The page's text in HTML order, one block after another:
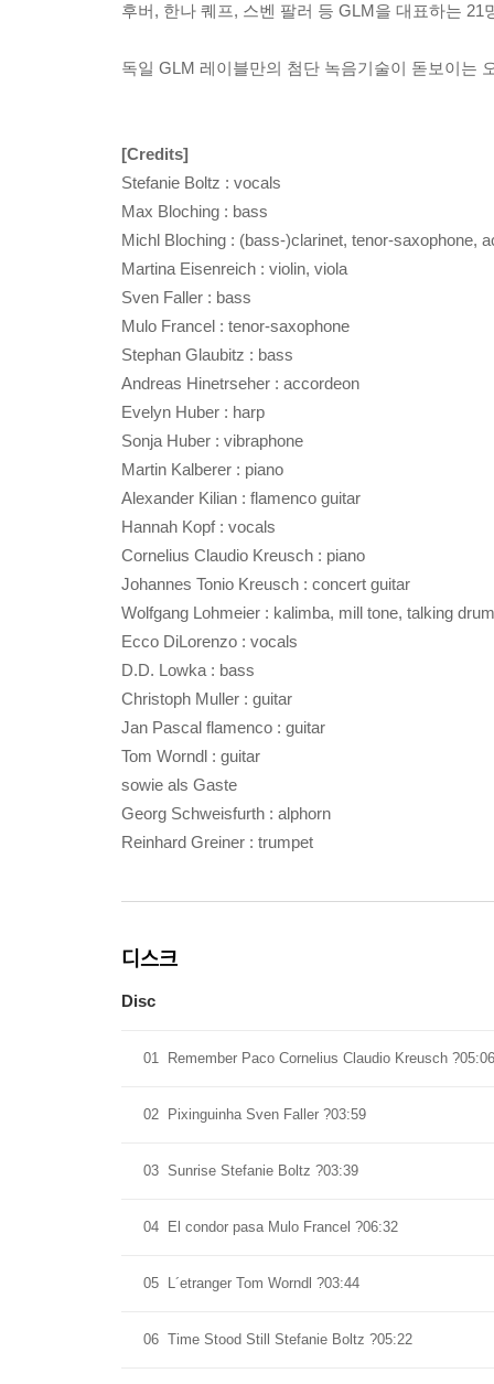
후버, 한나 퀘프, 스벤 팔러 등 GLM을 대표하는 21
독일 GLM 레이블만의 첨단 녹음기술이 돋보이는
[Credits]
Stefanie Boltz : vocals
Max Bloching : bass
Michl Bloching : (bass-)clarinet, tenor-saxophone,
Martina Eisenreich : violin, viola
Sven Faller : bass
Mulo Francel : tenor-saxophone
Stephan Glaubitz : bass
Andreas Hinetrseher : accordeon
Evelyn Huber : harp
Sonja Huber : vibraphone
Martin Kalberer : piano
Alexander Kilian : flamenco guitar
Hannah Kopf : vocals
Cornelius Claudio Kreusch : piano
Johannes Tonio Kreusch : concert guitar
Wolfgang Lohmeier : kalimba, mill tone, talking
Ecco DiLorenzo : vocals
D.D. Lowka : bass
Christoph Muller : guitar
Jan Pascal flamenco : guitar
Tom Worndl : guitar
sowie als Gaste
Georg Schweisfurth : alphorn
Reinhard Greiner : trumpet
디스크
Disc
01 Remember Paco Cornelius Claudio Kreusch ?05:06
02 Pixinguinha Sven Faller ?03:59
03 Sunrise Stefanie Boltz ?03:39
04 El condor pasa Mulo Francel ?06:32
05 L´etranger Tom Worndl ?03:44
06 Time Stood Still Stefanie Boltz ?05:22